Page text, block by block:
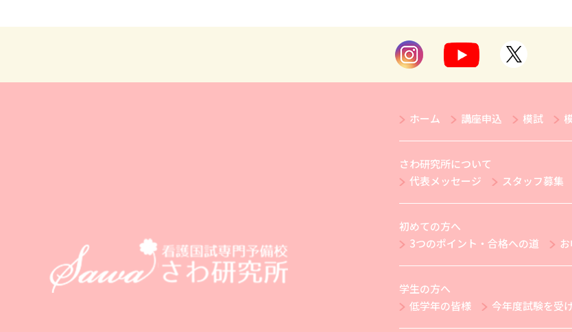
ホーム 講座申込 模試
さわ研究所について
代表メッセージ
スタッフ募集
初めての方へ
3つのポイント・合格への道
学生の方へ
低学年の皆様
今年度試験を受